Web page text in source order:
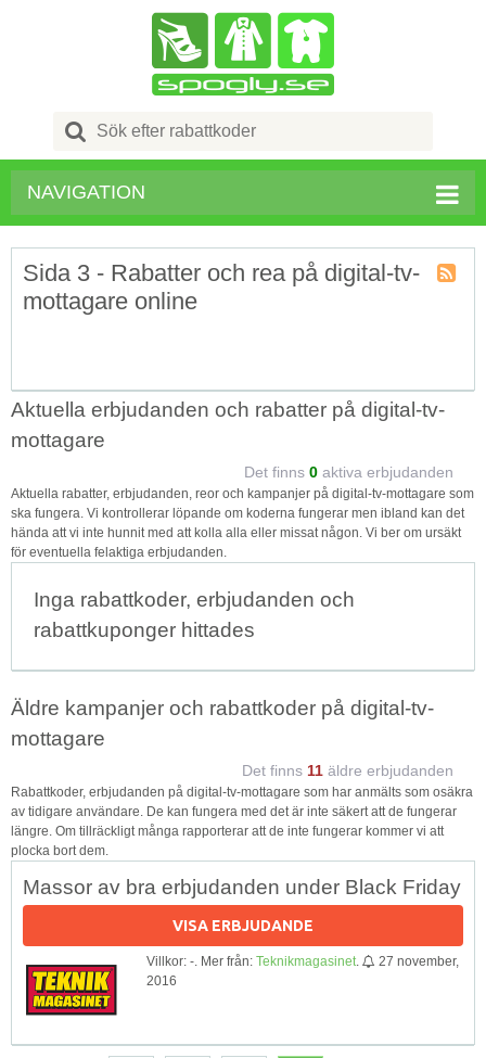
Search
for:
NAVIGATION
Sida 3 - Rabatter och rea på digital-tv-
mottagare online
Aktuella erbjudanden och rabatter på digital-tv-
mottagare
Det finns 0 aktiva erbjudanden
Aktuella rabatter, erbjudanden, reor och kampanjer på digital-tv-mottagare som
ska fungera. Vi kontrollerar löpande om koderna fungerar men ibland kan det
hända att vi inte hunnit med att kolla alla eller missat någon. Vi ber om ursäkt
för eventuella felaktiga erbjudanden.
Inga rabattkoder, erbjudanden och
rabattkuponger hittades
Äldre kampanjer och rabattkoder på digital-tv-
mottagare
Det finns 11 äldre erbjudanden
Rabattkoder, erbjudanden på digital-tv-mottagare som har anmälts som osäkra
av tidigare användare. De kan fungera med det är inte säkert att de fungerar
längre. Om tillräckligt många rapporterar att de inte fungerar kommer vi att
plocka bort dem.
Massor av bra erbjudanden under Black Friday
VISA ERBJUDANDE
Villkor: -. Mer från: Teknikmagasinet
27 november,
2016